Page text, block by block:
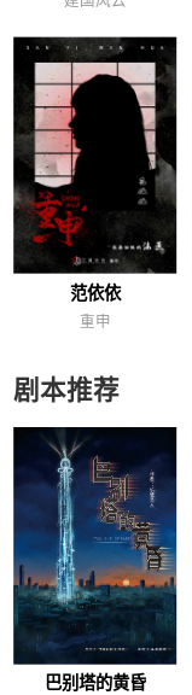
范依依
重申
剧本推荐
巴别塔的黄昏